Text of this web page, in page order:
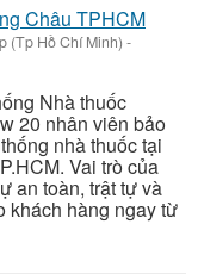
Châu TPHCM
(Tp Hồ Chí Minh) -
Nhà thuốc
20 nhân viên bảo
nhà thuốc tại
Vai trò của
an toàn, trật tự và
khách hàng ngay từ